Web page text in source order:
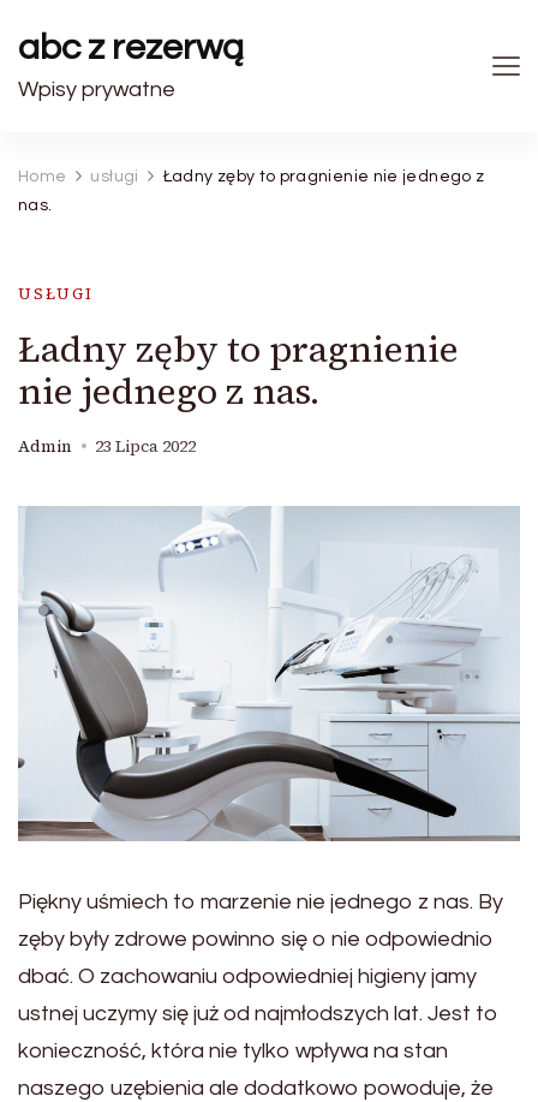
abc z rezerwą
Wpisy prywatne
Home usługi
Ładny zęby to pragnienie nie jednego z
nas.
USŁUGI
Ładny zęby to pragnienie
nie jednego z nas.
Admin 23 Lipca 2022
Piękny uśmiech to marzenie nie jednego z nas. By
zęby były zdrowe powinno się o nie odpowiednio
dbać. O zachowaniu odpowiedniej higieny jamy
ustnej uczymy się już od najmłodszych lat. Jest to
konieczność, która nie tylko wpływa na stan
naszego uzębienia ale dodatkowo powoduje, że